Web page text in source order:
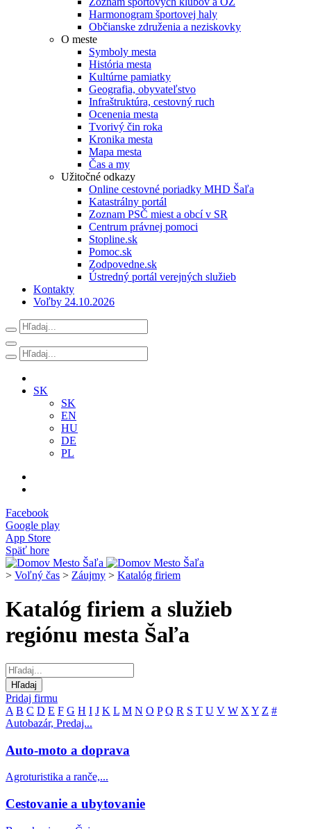
Harmonogram športovej haly
Občianske združenia a neziskovky
O meste
Symboly mesta
História mesta
Kultúrne pamiatky
Geografia, obyvateľstvo
Infraštruktúra, cestovný ruch
Ocenenia mesta
Tvorivý čin roka
Kronika mesta
Mapa mesta
Čas a my
Užitočné odkazy
Online cestovné poriadky MHD Šaľa
Katastrálny portál
Zoznam PSČ miest a obcí v SR
Centrum právnej pomoci
Stopline.sk
Pomoc.sk
Zodpovedne.sk
Ústredný portál verejných služieb
Kontakty
Voľby 24.10.2026
SK
SK
EN
HU
DE
PL
Facebook
Google play
App Store
Späť hore
> Voľný čas > Záujmy > Katalóg firiem
Katalóg firiem a služieb
regiónu mesta Šaľa
Pridaj firmu
A B C D E F G H I J K L M N O P Q R S T U V W X Y Z #
Autobazár, Predaj...
Auto-moto a doprava
Agroturistika a ranče,...
Cestovanie a ubytovanie